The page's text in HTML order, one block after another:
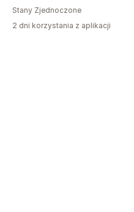
Stany Zjednoczone
2 dni korzystania z aplikacji